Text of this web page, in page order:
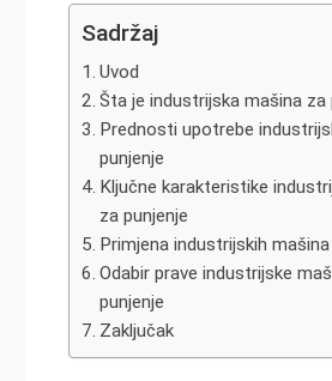
Sadržaj
Uvod
Šta je industrijska mašina za
Prednosti upotrebe
punjenje
Ključne karakteristike
za punjenje
Primjena industrijskih
Odabir prave industrijske
punjenje
Zaključak